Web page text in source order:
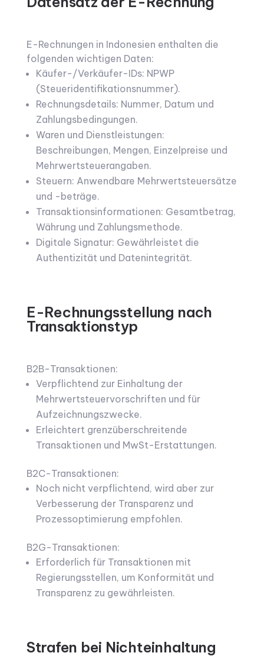
E-Rechnungen in Indonesien enthalten die
folgenden wichtigen Daten:
Käufer-/Verkäufer-IDs: NPWP
(Steueridentifikationsnummer).
Rechnungsdetails: Nummer, Datum und
Zahlungsbedingungen.
Waren und Dienstleistungen:
Beschreibungen, Mengen, Einzelpreise und
Mehrwertsteuerangaben.
Steuern: Anwendbare Mehrwertsteuersätze
und -beträge.
Transaktionsinformationen: Gesamtbetrag,
Währung und Zahlungsmethode.
Digitale Signatur: Gewährleistet die
Authentizität und Datenintegrität.
E-Rechnungsstellung nach
Transaktionstyp
B2B-Transaktionen:
Verpflichtend zur Einhaltung der
Mehrwertsteuervorschriften und für
Aufzeichnungszwecke.
Erleichtert grenzüberschreitende
Transaktionen und MwSt-Erstattungen.
B2C-Transaktionen:
Noch nicht verpflichtend, wird aber zur
Verbesserung der Transparenz und
Prozessoptimierung empfohlen.
B2G-Transaktionen:
Erforderlich für Transaktionen mit
Regierungsstellen, um Konformität und
Transparenz zu gewährleisten.
Strafen bei Nichteinhaltung